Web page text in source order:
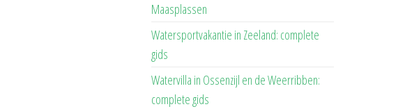
Maasplassen
Watersportvakantie in Zeeland: complete
gids
Watervilla in Ossenzijl en de Weerribben:
complete gids